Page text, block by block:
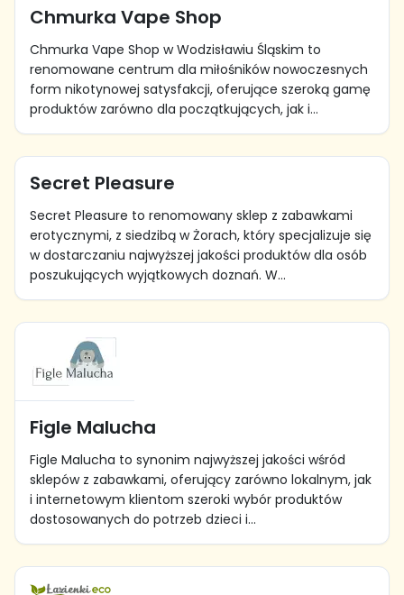
Chmurka Vape Shop
Chmurka Vape Shop w Wodzisławiu Śląskim to
renomowane centrum dla miłośników nowoczesnych
form nikotynowej satysfakcji, oferujące szeroką gamę
produktów zarówno dla początkujących, jak i...
Secret Pleasure
Secret Pleasure to renomowany sklep z zabawkami
erotycznymi, z siedzibą w Żorach, który specjalizuje się
w dostarczaniu najwyższej jakości produktów dla osób
poszukujących wyjątkowych doznań. W...
Figle Malucha
Figle Malucha to synonim najwyższej jakości wśród
sklepów z zabawkami, oferujący zarówno lokalnym, jak
i internetowym klientom szeroki wybór produktów
dostosowanych do potrzeb dzieci i...